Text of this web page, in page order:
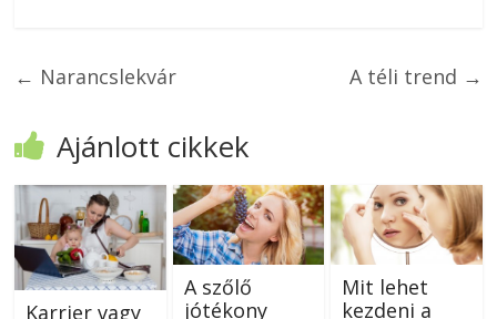
← Narancslekvár A téli trend →
Ajánlott cikkek
Karrier vagy
A szőlő
jótékony
Mit lehet
kezdeni a